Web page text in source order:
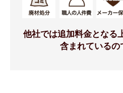
ク (グループ1の扉カラー専
用)
標準仕様モデル
他社では追加料金となる
含まれているの